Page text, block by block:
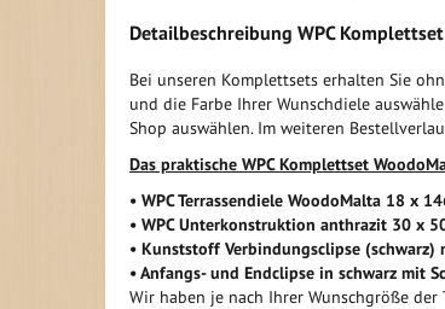
Detailbeschreibung WPC
Bei unseren Komplettsets erhalten Sie
und die Farbe Ihrer Wunschdiele
Shop auswählen. Im weiteren
Das praktische WPC Komplettset
• WPC Terrassendiele WoodoMalta 18 x
• WPC Unterkonstruktion anthrazit 30 x
• Kunststoff Verbindungsclipse (schwarz)
• Anfangs- und Endclipse in schwarz mit
Wir haben je nach Ihrer Wunschgröße